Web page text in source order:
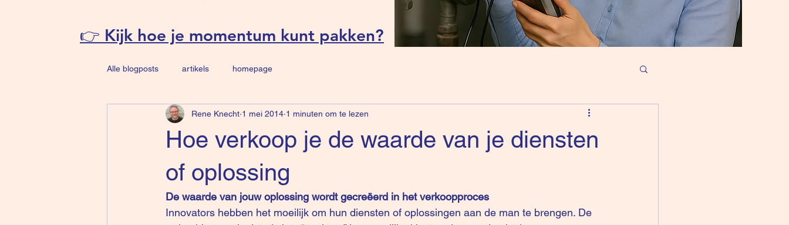
👉 Kijk hoe je momentum kunt pakken?
Alle blogposts artikels homepage
Hoe verkoop je de waarde van je diensten
of oplossing
Rene Knecht 1 mei 2014 1 minuten om te lezen
De waarde van jouw oplossing wordt gecreëerd in het verkoopproces
Innovators hebben het moeilijk om hun diensten of oplossingen aan de man te brengen. De